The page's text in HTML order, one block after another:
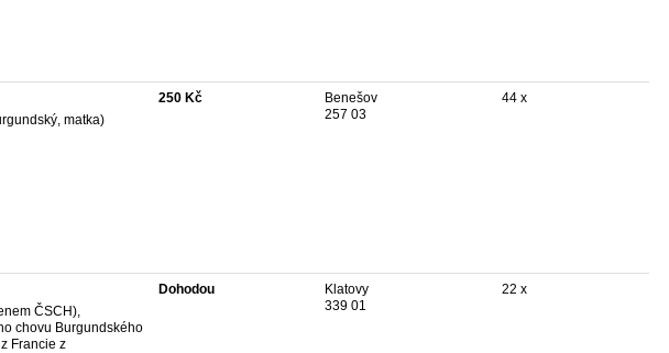
matka)
250 Kč
Benešov
257 03
44 x
ČSCH),
chovu Burgundského
Francie z
Dohodou
Klatovy
339 01
22 x